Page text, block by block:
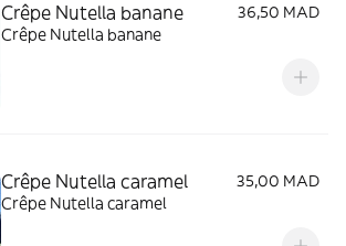
Crêpe Nutella banane
36,50 MAD
Crêpe Nutella banane
Crêpe Nutella caramel
35,00 MAD
Crêpe Nutella caramel